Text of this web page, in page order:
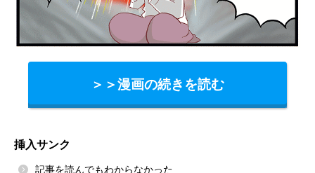
＞＞漫画の続きを読む
挿入サンク
記事を読んでもわからなかった